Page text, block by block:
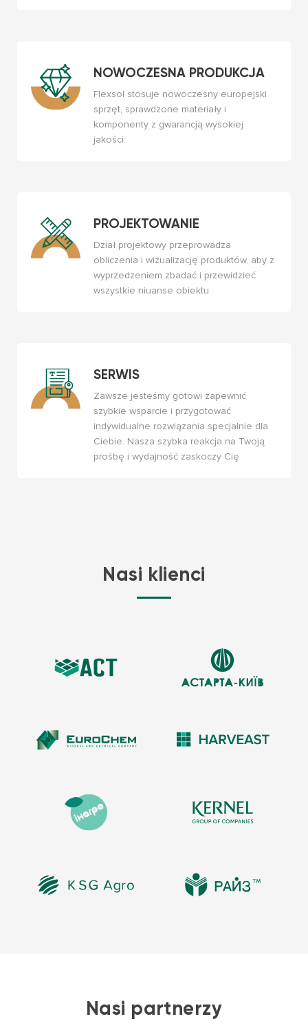
NOWOCZESNA PRODUKCJA
Flexsol stosuje nowoczesny europejski
sprzęt, sprawdzone materiały i
komponenty z gwarancją wysokiej
jakości.
PROJEKTOWANIE
Dział projektowy przeprowadza
obliczenia i wizualizację produktów, aby z
wyprzedzeniem zbadać i przewidzieć
wszystkie niuanse obiektu
SERWIS
Zawsze jesteśmy gotowi zapewnić
szybkie wsparcie i przygotować
indywidualne rozwiązania specjalnie dla
Ciebie. Nasza szybka reakcja na Twoją
prośbę i wydajność zaskoczy Cię
Nasi klienci
Nasi partnerzy